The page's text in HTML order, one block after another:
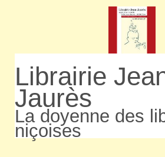
Librairie
Jaurès
La doyenne des
niçoises